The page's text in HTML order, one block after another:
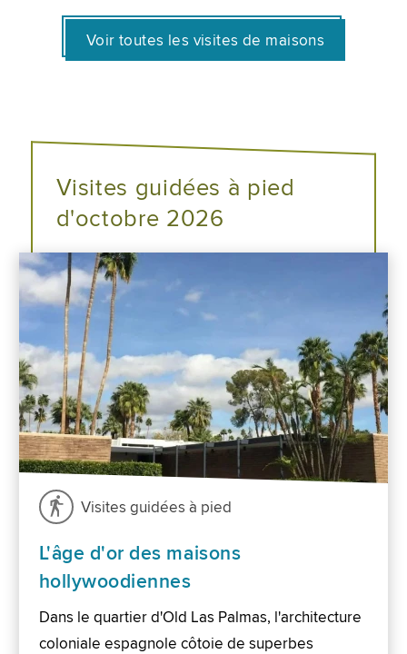
Voir toutes les visites de maisons
Visites guidées à pied
d'octobre 2026
Visites guidées à pied
L'âge d'or des maisons
hollywoodiennes
Dans le quartier d'Old Las Palmas, l'architecture
coloniale espagnole côtoie de superbes